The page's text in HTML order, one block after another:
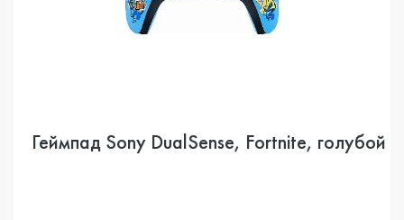
Геймпад Sony DualSense, Fortnite, голубой